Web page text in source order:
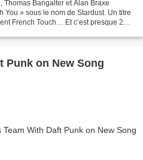
Thomas Bangalter et Alan Braxe
You » sous le nom de Stardust. Un titre
French Touch… Et c’est presque 20
Punk on New Song